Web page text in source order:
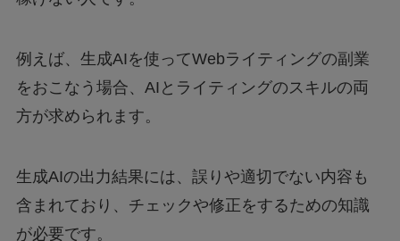
例えば、生成AIを使ってWebライティングの副業
をおこなう場合、AIとライティングのスキルの両
方が求められます。
生成AIの出力結果には、誤りや適切でない内容も
含まれており、チェックや修正をするための知識
が必要です。